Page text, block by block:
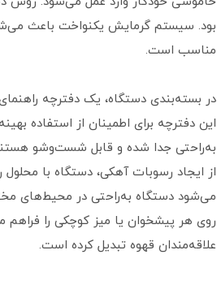
بود. سیستم گرمایش یکنواخت باعث می‌شود
مناسب است.
در بسته‌بندی دستگاه، یک دفترچه
این دفترچه برای اطمینان از استفاده
به‌راحتی جدا شده و قابل شست‌وشو
می‌شود دستگاه به‌راحتی در محیط‌های
روی هر پیشخوان یا میز کوچکی را فراهم
علاقه‌مندان قهوه تبدیل کرده است.